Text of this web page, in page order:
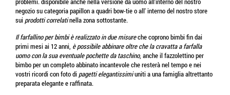
negozio su categoria papillon a quadri bow-tie o all' interno del nostro store
suiprodotti correlatinella zona sottostante.
Il farfallino per bimbi è realizzato in due misureche coprono bimbi fin dai
primi mesi ai 12 anni, è possibile abbinare oltre che la cravatta a farfalla
uomo con la sua eventuale pochette da taschino, anche il fazzolettino per
bimbo per un completo abbinato incantevole che resterà nel tempo e nei
vostri ricordi con foto dipagetti elegantissimiuniti a una famiglia altrettanto
preparata elegante e raffinata.